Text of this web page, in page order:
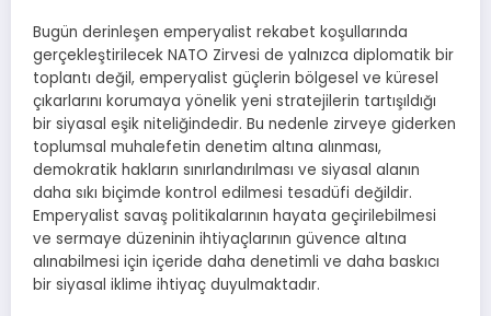
Bugün derinleşen emperyalist rekabet koşullarında
gerçekleştirilecek NATO Zirvesi de yalnızca diplomatik bir
toplantı değil, emperyalist güçlerin bölgesel ve küresel
çıkarlarını korumaya yönelik yeni stratejilerin tartışıldığı
bir siyasal eşik niteliğindedir. Bu nedenle zirveye giderken
toplumsal muhalefetin denetim altına alınması,
demokratik hakların sınırlandırılması ve siyasal alanın
daha sıkı biçimde kontrol edilmesi tesadüfi değildir.
Emperyalist savaş politikalarının hayata geçirilebilmesi
ve sermaye düzeninin ihtiyaçlarının güvence altına
alınabilmesi için içeride daha denetimli ve daha baskıcı
bir siyasal iklime ihtiyaç duyulmaktadır.